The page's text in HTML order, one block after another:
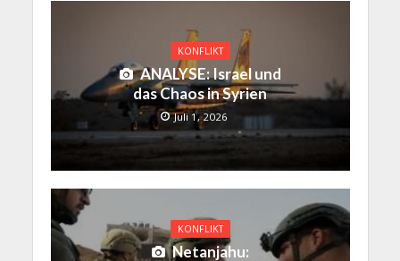
KONFLIKT
ANALYSE: Israel und
das Chaos in Syrien
Juli 1, 2026
KONFLIKT
Netanjahu: